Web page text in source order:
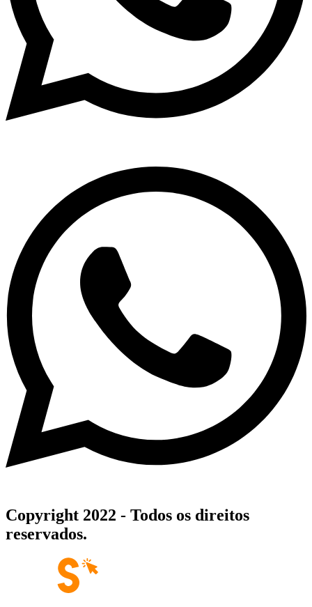
Copyright 2022 - Todos os direitos
reservados.